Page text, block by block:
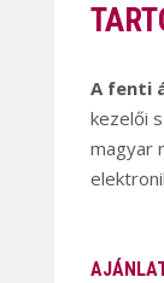
A fenti
kezelői
magyar